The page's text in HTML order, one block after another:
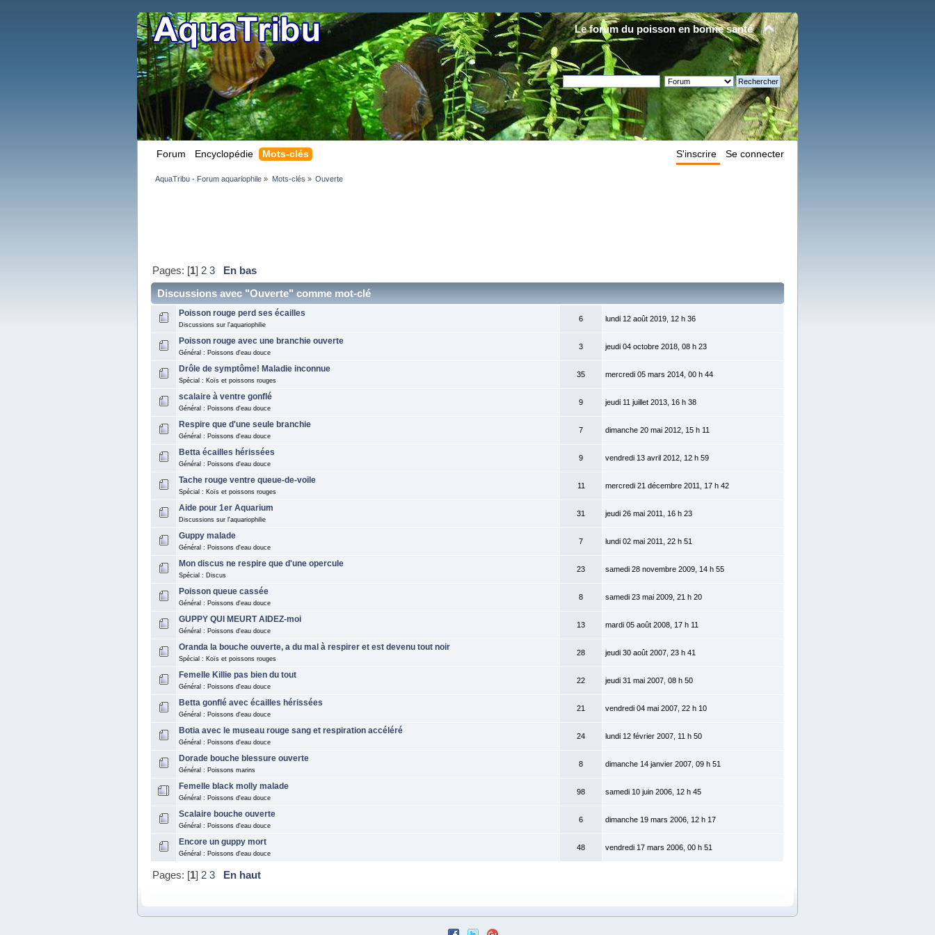
Le forum du poisson en bonne santé
Forum Encyclopédie Mots-clés Se connecter
S'inscrire
AquaTribu - Forum aquariophile » Mots-clés » Ouverte
Pages: [1]2 3 En bas
Discussions avec "Ouverte" comme mot-clé
Poisson rouge perd ses écailles
Discussions sur l'aquariophilie
6 lundi 12 août 2019, 12 h 36
Poisson rouge avec une branchie ouverte
Général : Poissons d'eau douce
3 jeudi 04 octobre 2018, 08 h 23
Drôle de symptôme! Maladie inconnue
Spécial : Koïs et poissons rouges
35 mercredi 05 mars 2014, 00 h 44
scalaire à ventre gonflé
Général : Poissons d'eau douce
9 jeudi 11 juillet 2013, 16 h 38
Respire que d'une seule branchie
Général : Poissons d'eau douce
7 dimanche 20 mai 2012, 15 h 11
Betta écailles hérissées
Général : Poissons d'eau douce
9 vendredi 13 avril 2012, 12 h 59
Tache rouge ventre queue-de-voile
Spécial : Koïs et poissons rouges
11 mercredi 21 décembre 2011, 17 h 42
Aide pour 1er Aquarium
Discussions sur l'aquariophilie
31 jeudi 26 mai 2011, 16 h 23
Guppy malade
Général : Poissons d'eau douce
7 lundi 02 mai 2011, 22 h 51
Mon discus ne respire que d'une opercule
Spécial : Discus
23 samedi 28 novembre 2009, 14 h 55
Poisson queue cassée
Général : Poissons d'eau douce
8 samedi 23 mai 2009, 21 h 20
GUPPY QUI MEURT AIDEZ-moi
Général : Poissons d'eau douce
13 mardi 05 août 2008, 17 h 11
Oranda la bouche ouverte, a du mal à respirer et est devenu tout noir
Spécial : Koïs et poissons rouges
28 jeudi 30 août 2007, 23 h 41
Femelle Killie pas bien du tout
Général : Poissons d'eau douce
22 jeudi 31 mai 2007, 08 h 50
Betta gonflé avec écailles hérissées
Général : Poissons d'eau douce
21 vendredi 04 mai 2007, 22 h 10
Botia avec le museau rouge sang et respiration accéléré
Général : Poissons d'eau douce
24 lundi 12 février 2007, 11 h 50
Dorade bouche blessure ouverte
Général : Poissons marins
8 dimanche 14 janvier 2007, 09 h 51
Femelle black molly malade
Général : Poissons d'eau douce
98 samedi 10 juin 2006, 12 h 45
Scalaire bouche ouverte
Général : Poissons d'eau douce
6 dimanche 19 mars 2006, 12 h 17
Encore un guppy mort
Général : Poissons d'eau douce
48 vendredi 17 mars 2006, 00 h 51
Pages: [1] 2 3 En haut